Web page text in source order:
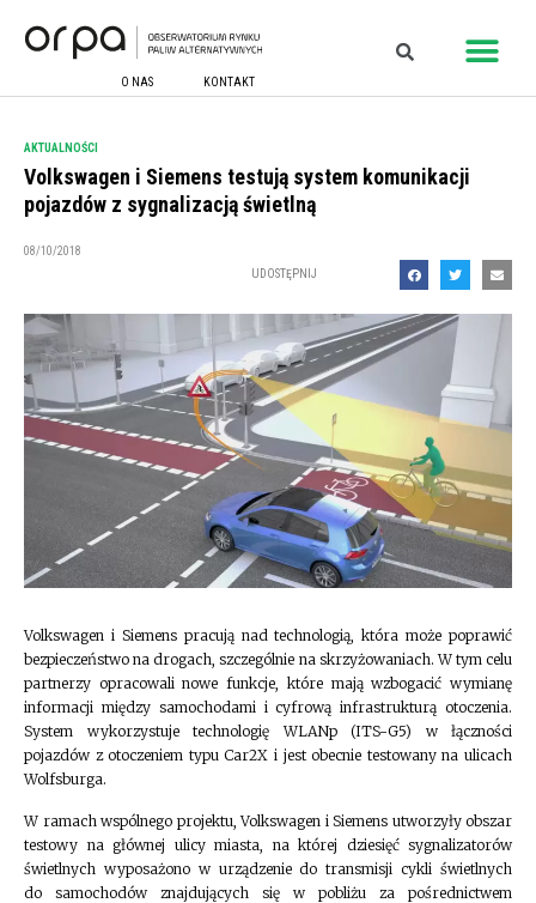
O NAS KONTAKT
AKTUALNOŚCI
Volkswagen i Siemens testują system komunikacji
pojazdów z sygnalizacją świetlną
08/10/2018
UDOSTĘPNIJ
Volkswagen i Siemens pracują nad technologią, która może poprawić
bezpieczeństwo na drogach, szczególnie na skrzyżowaniach. W tym celu
partnerzy opracowali nowe funkcje, które mają wzbogacić wymianę
informacji między samochodami i cyfrową infrastrukturą otoczenia.
System wykorzystuje technologię WLANp (ITS-G5) w łączności
pojazdów z otoczeniem typu Car2X i jest obecnie testowany na ulicach
Wolfsburga.
W ramach wspólnego projektu, Volkswagen i Siemens utworzyły obszar
testowy na głównej ulicy miasta, na której dziesięć sygnalizatorów
świetlnych wyposażono w urządzenie do transmisji cykli świetlnych
do samochodów znajdujących się w pobliżu za pośrednictwem